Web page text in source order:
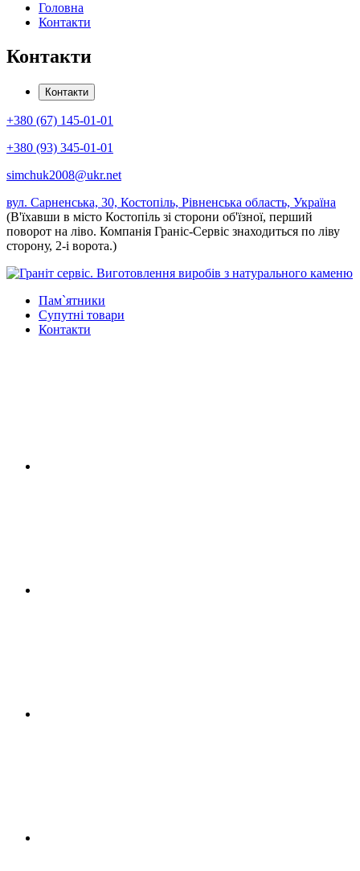
Головна
Контакти
Контакти
Контакти
+380 (67) 145-01-01
+380 (93) 345-01-01
simchuk2008@ukr.net
вул. Сарненська, 30, Костопіль, Рівненська область, Україна
(В'їхавши в місто Костопіль зі сторони об'їзної, перший
поворот на ліво. Компанія Граніс-Сервіс знаходиться по ліву
сторону, 2-і ворота.)
Пам`ятники
Супутні товари
Контакти